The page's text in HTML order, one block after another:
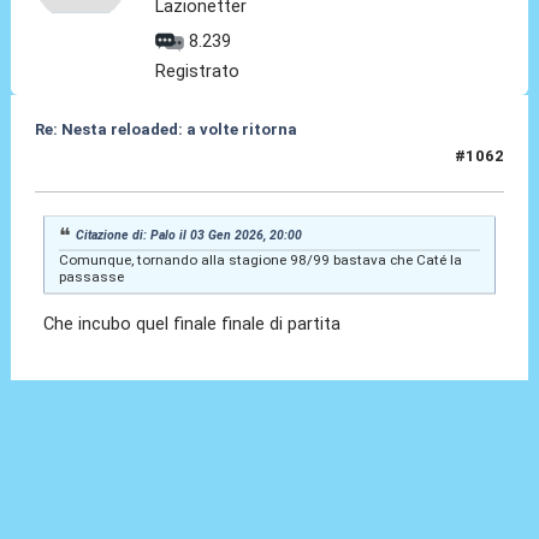
Lazionetter
8.239
Registrato
Re: Nesta reloaded: a volte ritorna
#1062
Citazione di: Palo il 03 Gen 2026, 20:00
Comunque, tornando alla stagione 98/99 bastava che Caté la
passasse
Che incubo quel finale finale di partita